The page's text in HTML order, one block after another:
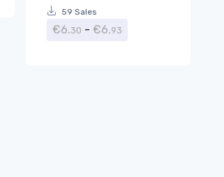
59 Sales
€6.30 - €6.93